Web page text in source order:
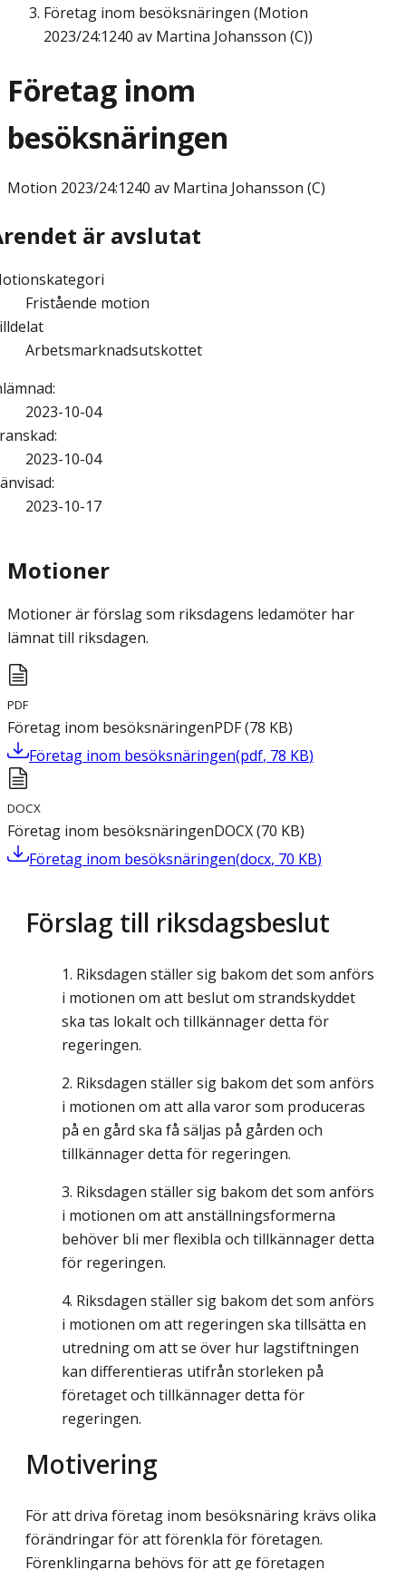
Företag inom besöksnäringen (Motion
2023/24:1240 av Martina Johansson (C))
Företag inom
besöksnäringen
Motion 2023/24:1240 av Martina Johansson (C)
är avslutat
Fristående motion
Arbetsmarknadsutskottet
:
2023-10-04
:
2023-10-04
:
2023-10-17
Motioner
Motioner är förslag som riksdagens ledamöter har
lämnat till riksdagen.
PDF
Företag inom besöksnäringenPDF(78 KB)
Företag inom besöksnäringen(pdf, 78 KB)
DOCX
Företag inom besöksnäringenDOCX(70 KB)
Företag inom besöksnäringen(docx, 70 KB)
Förslag till riksdagsbeslut
Riksdagen ställer sig bakom det som anförs
i motionen om att beslut om strandskyddet
ska tas lokalt och tillkännager detta för
regeringen.
Riksdagen ställer sig bakom det som anförs
i motionen om att alla varor som produceras
på en gård ska få säljas på gården och
tillkännager detta för regeringen.
Riksdagen ställer sig bakom det som anförs
i motionen om att anställningsformerna
behöver bli mer flexibla och tillkännager detta
för regeringen.
Riksdagen ställer sig bakom det som anförs
i motionen om att regeringen ska tillsätta en
utredning om att se över hur lagstiftningen
kan differentieras utifrån storleken på
företaget och tillkännager detta för
regeringen.
Motivering
För att driva företag inom besöksnäring krävs olika
förändringar för att förenkla för företagen.
Förenklingarna behövs för att ge företagen